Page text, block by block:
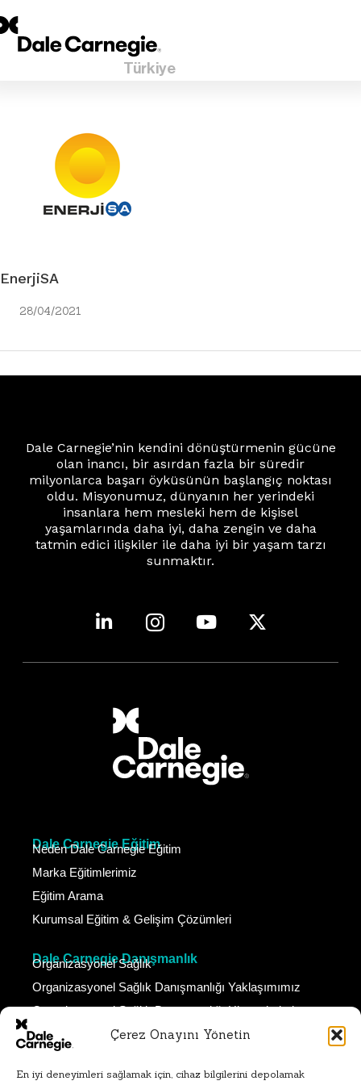
Çerez Onayını Yönetin
En iyi deneyimleri sağlamak için, cihaz bilgilerini depolamak
Türkiye
EnerjiSA
28/04/2021
Dale Carnegie’nin kendini dönüştürmenin gücüne
olan inancı, bir asırdan fazla bir süredir
milyonlarca başarı öyküsünün başlangıç noktası
oldu. Misyonumuz, dünyanın her yerindeki
insanlara hem mesleki hem de kişisel
yaşamlarında daha iyi, daha zengin ve daha
tatmin edici ilişkiler ile daha iyi bir yaşam tarzı
sunmaktır.
Dale Carnegie Eğitim
Neden Dale Carnegie Eğitim
Marka Eğitimlerimiz
Eğitim Arama
Kurumsal Eğitim & Gelişim Çözümleri
Dale Carnegie Danışmanlık
Organizasyonel Sağlık
Organizasyonel Sağlık Danışmanlığı Yaklaşımımız
Organizasyonel Sağlık Danışmanlığı Hizmetlerimiz
Dale Carnegie Koçluk
Neden Dale Carnegie Koçluk
Koçluk Çözümlerimiz